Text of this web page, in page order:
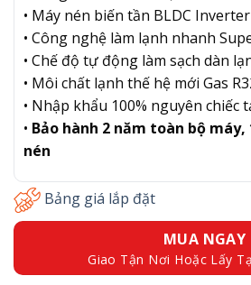
• Máy nén biến tần BLDC Inverter
• Công nghệ làm lạnh nhanh
• Chế độ tự động làm sạch dàn
• Môi chất lạnh thế hệ mới Gas
• Nhập khẩu 100% nguyên chiếc
• Bảo hành 2 năm toàn bộ máy,
nén
Bảng giá lắp đặt
MUA NGAY
Giao Tận Nơi Hoặc Lấy